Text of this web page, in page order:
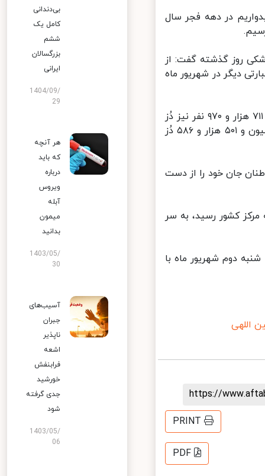
در دهه فجر سال
روز گذشته گفت:‌ از
دیگر در شهریور ماه
تا کنون ۱۸ میلیون و ۷۸۹ هزار و ۶۱۶ نفر دُز اول واکسن کرونا و ۸ میلیون و ۷۱۱ هزار و ۹۷۰ نفر نیز دُز
دوم را تزریق کرده اند و مجموع واکسن های تزریق شده در کشور به ۲۷ میلیون و ۵۰۱ هزار و ۵۸۶ دُز
۹۸) تا کنون ۱۰۷ هزار و ۷۹۴ نفر از هموطنان جان خود را از دست
کشور رسید، به سر
سه شنبه دوم شهریور ماه با
اللهی
https://
PRINT
PDF
بی‌دندانی
کامل یک
ششم
بزرگسالان
ایرانی
1404/09/
29
هر آنچه
که باید
درباره
ویروس
آبله
میمون
بدانید
1403/05/
30
آسیب‌های
جبران
ناپذیر
اشعه
فرابنفش
خورشید
جدی گرفته
شود
1403/05/
06